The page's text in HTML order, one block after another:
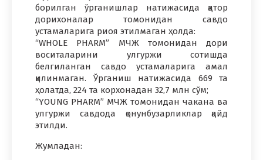
борилган ўрганишлар натижасида қатор
дорихоналар томонидан савдо
устамаларига риоя этилмаган ҳолда:
“WHOLE PHARM” МЧЖ томонидан дори
воситаларини улгуржи сотишда
белгиланган савдо устамаларига амал
қилинмаган. Ўрганиш натижасида 669 та
ҳолатда, 224 та корхонадан 32,7 млн сўм;
“YOUNG PHARM” МЧЖ томонидан чакана ва
улгуржи савдода қонунбузарликлар қайд
этилди.
Жумладан: